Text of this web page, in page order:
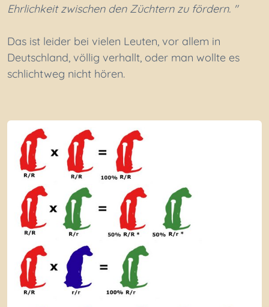
Ehrlichkeit zwischen den Züchtern zu fördern. "
Das ist leider bei vielen Leuten, vor allem in
Deutschland, völlig verhallt, oder man wollte es
schlichtweg nicht hören.